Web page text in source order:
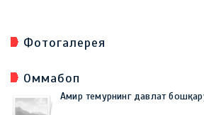
Фотогалерея
Оммабоп
Амир темурнинг давлат